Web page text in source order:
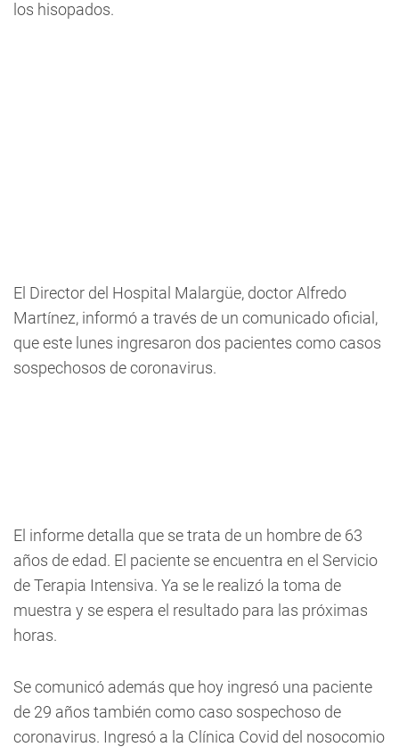
los hisopados.
El Director del Hospital Malargüe, doctor Alfredo
Martínez, informó a través de un comunicado oficial,
que este lunes ingresaron dos pacientes como casos
sospechosos de coronavirus.
El informe detalla que se trata de un hombre de 63
años de edad. El paciente se encuentra en el Servicio
de Terapia Intensiva. Ya se le realizó la toma de
muestra y se espera el resultado para las próximas
horas.
Se comunicó además que hoy ingresó una paciente
de 29 años también como caso sospechoso de
coronavirus. Ingresó a la Clínica Covid del nosocomio